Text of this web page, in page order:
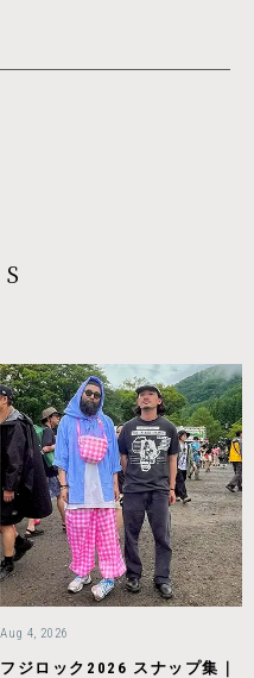
Aug 4, 2026
フジロック2026 スナップ集｜